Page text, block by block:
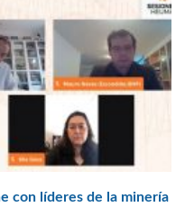
con líderes de la minería